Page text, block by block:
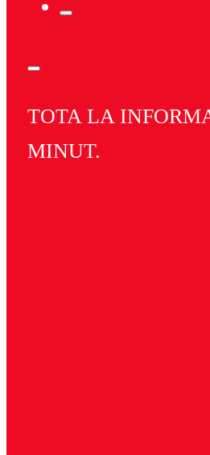
TOTA LA
MINUT.